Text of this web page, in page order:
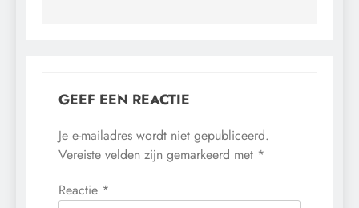
GEEF EEN REACTIE
Je e-mailadres wordt niet gepubliceerd.
Vereiste velden zijn gemarkeerd met *
Reactie *